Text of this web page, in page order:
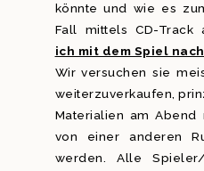
könnte und wie es
Fall mittels CD-Track
ich mit dem Spiel
Wir versuchen sie
weiterzuverkaufen,
Materialien am Abend
von einer anderen
werden. Alle